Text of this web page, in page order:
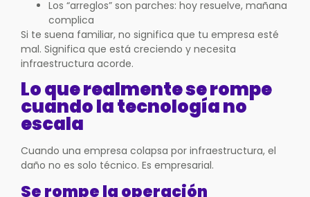
Los “arreglos” son parches: hoy resuelve, mañana
complica
Si te suena familiar, no significa que tu empresa esté
mal. Significa que está creciendo y necesita
infraestructura acorde.
Lo que realmente se rompe
cuando la tecnología no
escala
Cuando una empresa colapsa por infraestructura, el
daño no es solo técnico. Es empresarial.
Se rompe la operación